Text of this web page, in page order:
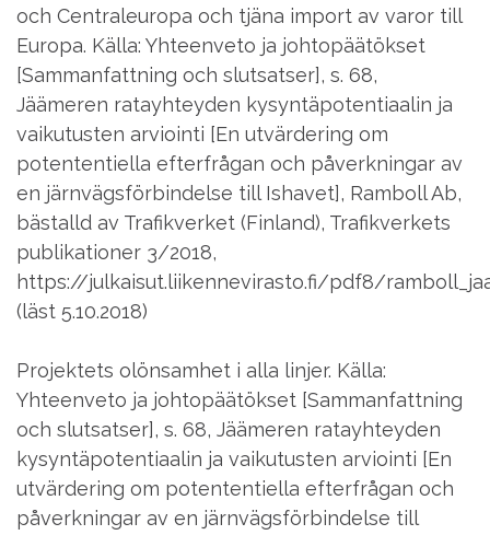
och Centraleuropa och tjäna import av varor till
Europa. Källa: Yhteenveto ja johtopäätökset
[Sammanfattning och slutsatser], s. 68,
Jäämeren ratayhteyden kysyntäpotentiaalin ja
vaikutusten arviointi [En utvärdering om
potententiella efterfrågan och påverkningar av
en järnvägsförbindelse till Ishavet], Ramboll Ab,
bästalld av Trafikverket (Finland), Trafikverkets
publikationer 3/2018,
https://julkaisut.liikennevirasto.fi/pdf8/
(läst 5.10.2018)
Projektets olönsamhet i alla linjer. Källa:
Yhteenveto ja johtopäätökset [Sammanfattning
och slutsatser], s. 68, Jäämeren ratayhteyden
kysyntäpotentiaalin ja vaikutusten arviointi [En
utvärdering om potententiella efterfrågan och
påverkningar av en järnvägsförbindelse till